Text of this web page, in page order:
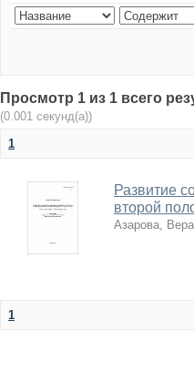
Просмотр 1 из 1 всего
(0.001 секунд(а))
1
Развитие
второй
Азарова,
1